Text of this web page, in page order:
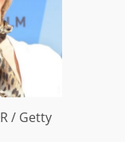
/ Getty